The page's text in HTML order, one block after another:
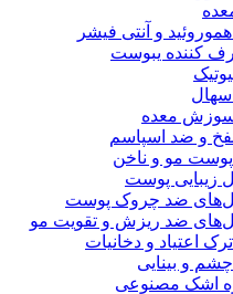
هموروئید و آنتی فیشر
کننده یبوست
معده
و ضد اسپاسم
مو و ناخن
زیبایی پوست
ضد چروک پوست
ضد ریزش و تقویت مو
اعتیاد و دخانیات
و بینایی
اشک مصنوعی